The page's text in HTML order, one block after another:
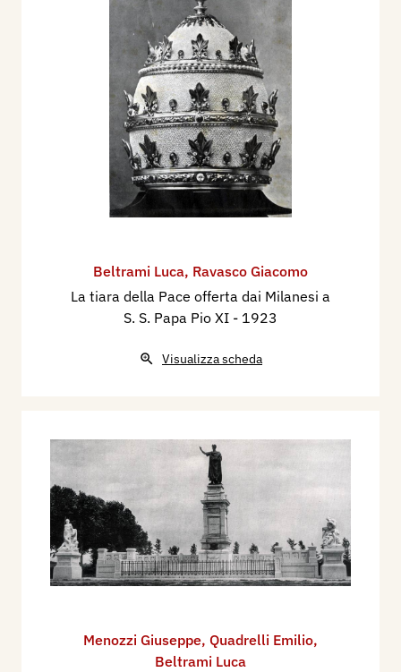
Beltrami Luca, Ravasco Giacomo
La tiara della Pace offerta dai Milanesi a
S. S. Papa Pio XI - 1923
Visualizza scheda
Menozzi Giuseppe, Quadrelli Emilio,
Beltrami Luca